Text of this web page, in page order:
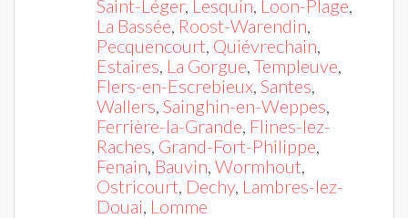
Saint-Léger, Lesquin, Loon-Plage,
La Bassée, Roost-Warendin,
Pecquencourt, Quiévrechain,
Estaires, La Gorgue, Templeuve,
Flers-en-Escrebieux, Santes,
Wallers, Sainghin-en-Weppes,
Ferrière-la-Grande, Flines-lez-
Raches, Grand-Fort-Philippe,
Fenain, Bauvin, Wormhout,
Ostricourt, Dechy, Lambres-lez-
Douai, Lomme